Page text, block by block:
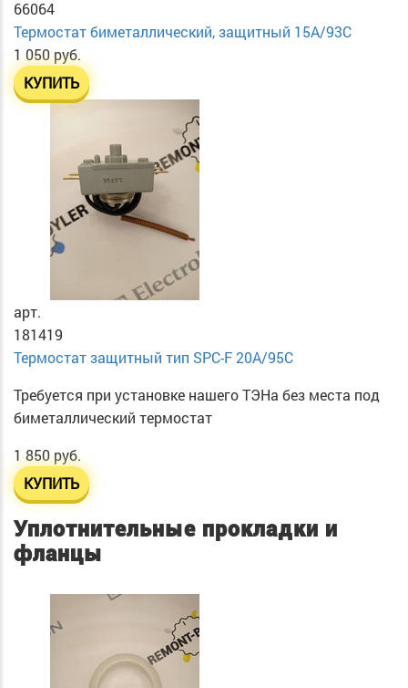
66064
Термостат биметаллический, защитный 15А/93С
1 050 руб.
КУПИТЬ
арт.
181419
Термостат защитный тип SPC-F 20A/95C
Требуется при установке нашего ТЭНа без места под
биметаллический термостат
1 850 руб.
КУПИТЬ
Уплотнительные прокладки и
фланцы